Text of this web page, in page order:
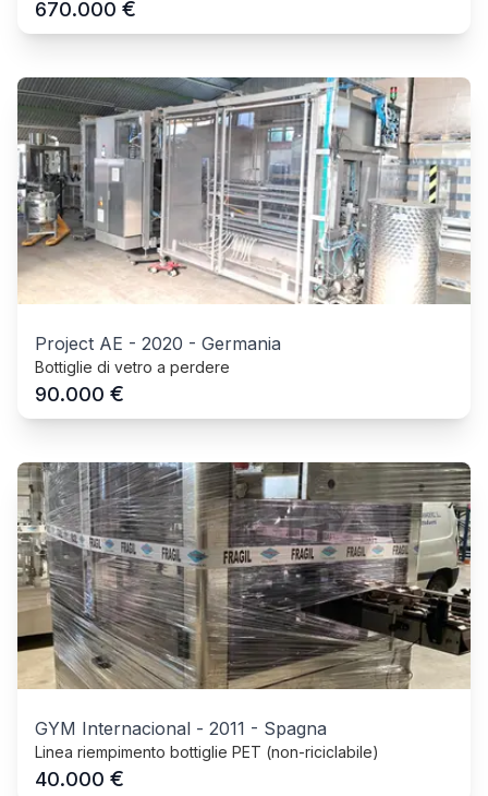
670.000 €
Project AE - 2020 - Germania
Bottiglie di vetro a perdere
90.000 €
GYM Internacional - 2011 - Spagna
Linea riempimento bottiglie PET (non-riciclabile)
40.000 €